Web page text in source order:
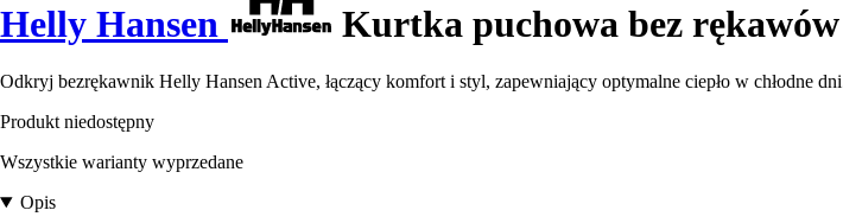
Helly Hansen Kurtka puchowa bez
Odkryj bezrękawnik Helly Hansen Active, łączący komfort i styl, zapewniający optymalne ciepło w chłodne
Produkt niedostępny
Wszystkie warianty wyprzedane
Opis